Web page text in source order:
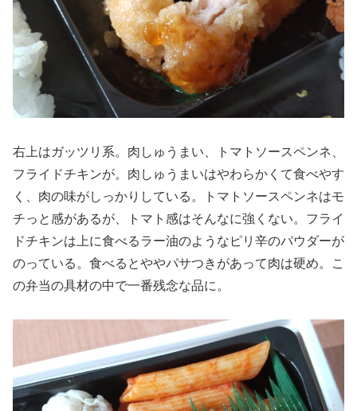
右上はガッツリ系。肉しゅうまい、トマトソースペンネ、
フライドチキンが。肉しゅうまいはやわらかくて食べやす
く、肉の味がしっかりしている。トマトソースペンネはモ
チっと感があるが、トマト感はそんなに強くない。フライ
ドチキンは上に食べるラー油のようなピリ辛のパウダーが
のっている。食べるとややパサつきがあって肉は硬め。こ
の弁当の具材の中で一番残念な品に。